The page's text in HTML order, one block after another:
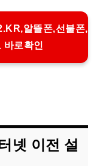
알뜰폰,선불폰,
바로확인
넷 이전 설